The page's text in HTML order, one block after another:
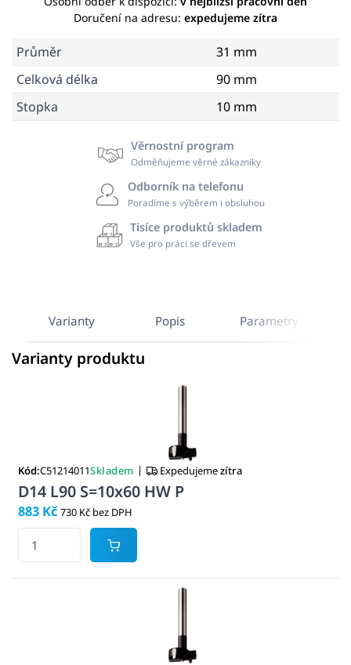
Doručení na adresu: expedujeme zítra
Průměr
31 mm
Celková délka
90 mm
Stopka
10 mm
Věrnostní program
Odměňujeme věrné zákazníky
Odborník na telefonu
Poradíme s výběrem i obsluhou
Tisíce produktů skladem
Vše pro práci se dřevem
Varianty Popis Parametry
Varianty produktu
Kód:C51214011Skladem | Expedujemezítra
D14 L90 S=10x60 HW P
883 Kč 730 Kč bez DPH